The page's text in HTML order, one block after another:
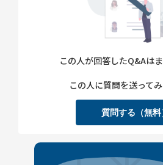
この人が回答したQ&Aは
この人に質問を送って
質問する（無料